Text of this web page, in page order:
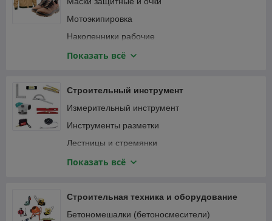
Мотоэкипировка
Наколенники рабочие
Наушники
Привязь страховочная
Спецодежда
Показать всё
Строительный инструмент
Измерительный инструмент
Инструменты разметки
Лестницы и стремянки
Зажимы
Монтажный инструмент
Мусоропровод
Показать всё
Строительная техника и оборудование
Бетономешалки (бетоносмесители)